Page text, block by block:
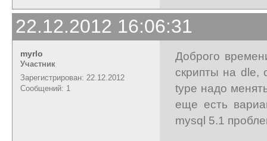
22.12.2012 16:06:31
myrlo
Участник
Зарегистрирован: 22.12.2012
Сообщений: 1
Доброго
скрипты на dle,
type надо
еще есть
mysql 5.1